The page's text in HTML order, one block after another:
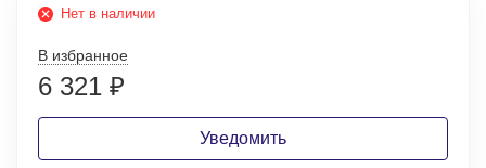
Нет в наличии
В избранное
6 321 ₽
Уведомить